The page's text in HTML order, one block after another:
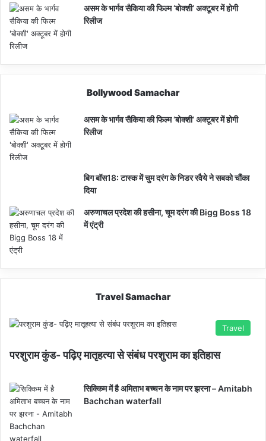
असम के भार्गव सैकिया की फिल्म ‘बोक्शी’ अक्टूबर में होगी
रिलीज
Bollywood Samachar
असम के भार्गव सैकिया की फिल्म ‘बोक्शी’ अक्टूबर में होगी
रिलीज
बिग बॉस18: टास्क में चुम दरंग के निडर रवैये ने सबको चौंका
दिया
अरुणाचल प्रदेश की हसीना, चूम दरंग की Bigg Boss 18
में एंट्री
Travel Samachar
Travel
परशुराम कुंड- पढ़िए मातृहत्या से संबंध परशुराम का इतिहास
सिक्किम में है अमिताभ बच्चन के नाम पर झरना – Amitabh
Bachchan waterfall